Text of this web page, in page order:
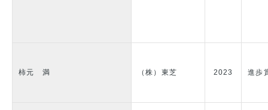
柿元 満 （株）東芝 2023 進歩